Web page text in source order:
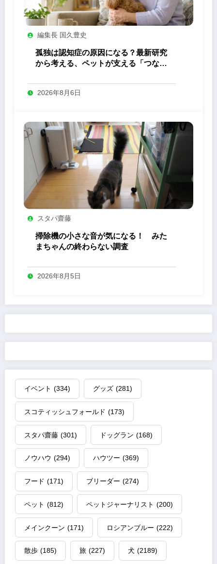
編集長 国久豊史
孤独は認知症の原因になる？最新研究
から考える、ペットが支える「つなが
2026年8月6日
スタパ齋藤
掃除機の小さな音が気になる！ みた
まちゃんの終わらない調査
2026年8月5日
イベント (334) グッズ (281)
スコティッシュフォールド (173)
スタパ齋藤 (301) ドッグラン (168)
ノウハウ (294) ハウツー (369)
フード (171) ブリーダー (274)
ペット (812) ペットジャーナリスト (200)
メインクーン (171) ロシアンブルー (222)
散歩 (185) 旅 (227) 犬 (2189)